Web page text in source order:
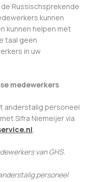
Russischsprekende
kunnen
kunnen helpen met
taal geen
in uw
medewerkers
anderstalig personeel
Sifra Niemeijer via
.
van GHS.
personeel